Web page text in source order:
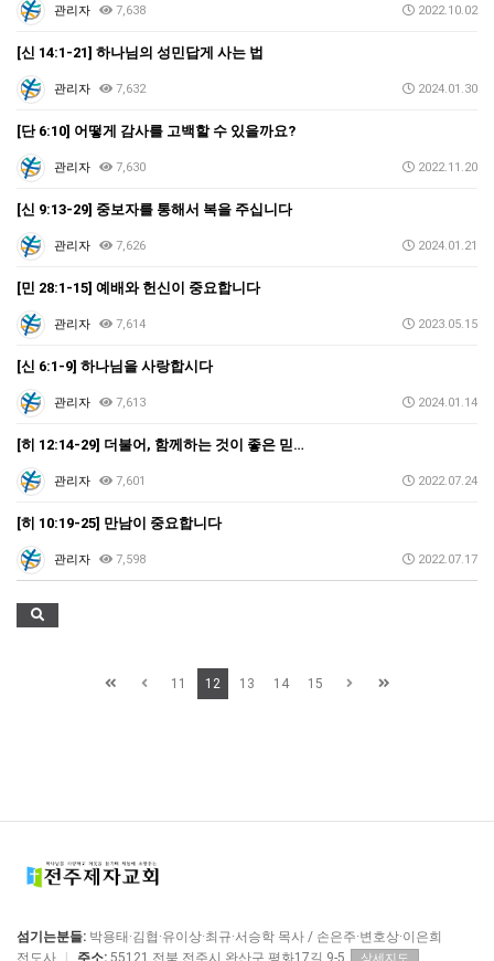
관리자 7,638 2022.10.02
[신 14:1-21] 하나님의 성민답게 사는 법
관리자 7,632 2024.01.30
[단 6:10] 어떻게 감사를 고백할 수 있을까요?
관리자 7,630 2022.11.20
[신 9:13-29] 중보자를 통해서 복을 주십니다
관리자 7,626 2024.01.21
[민 28:1-15] 예배와 헌신이 중요합니다
관리자 7,614 2023.05.15
[신 6:1-9] 하나님을 사랑합시다
관리자 7,613 2024.01.14
[히 12:14-29] 더불어, 함께하는 것이 좋은 믿…
관리자 7,601 2022.07.24
[히 10:19-25] 만남이 중요합니다
관리자 7,598 2022.07.17
11 12 13 14 15
섬기는분들: 박용태·김협·유이상·최규·서승학 목사 / 손은주·변호상·이은희